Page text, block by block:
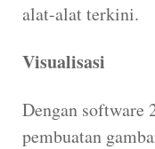
alat-alat terkini.
Visualisasi
Dengan software
pembuatan